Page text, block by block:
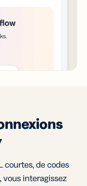
courtes, de codes
vous interagissez